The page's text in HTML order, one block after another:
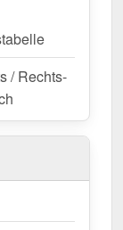
Tropf 700
10 Jahre
– bestellen
Lieferung!
/ Rechts-